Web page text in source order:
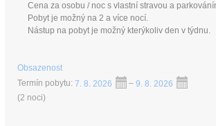
Cena za osobu / noc s vlastní stravou a
Pobyt je možný na 2 a více nocí.
Nástup na pobyt je možný kterýkoliv den v týdnu.
Obsazenost
Termín pobytu: 7. 8. 2026 – 9. 8. 2026
(2 noci)